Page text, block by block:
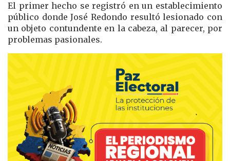
El primer hecho se registró en un establecimiento
público donde José Redondo resultó lesionado con
un objeto contundente en la cabeza, al parecer, por
problemas pasionales.